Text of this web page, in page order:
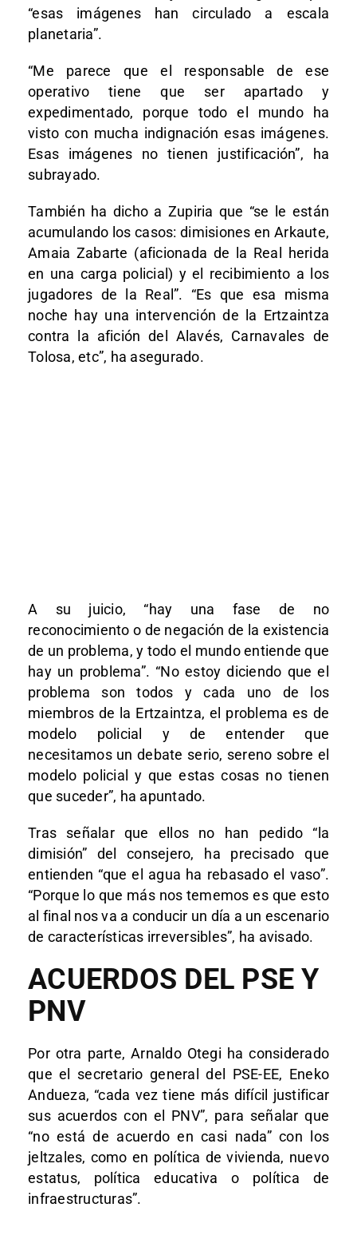
“esas imágenes han circulado a escala
planetaria”.
“Me parece que el responsable de ese
operativo tiene que ser apartado y
expedimentado, porque todo el mundo ha
visto con mucha indignación esas imágenes.
Esas imágenes no tienen justificación”, ha
subrayado.
También ha dicho a Zupiria que “se le están
acumulando los casos: dimisiones en Arkaute,
Amaia Zabarte (aficionada de la Real herida
en una carga policial) y el recibimiento a los
jugadores de la Real”. “Es que esa misma
noche hay una intervención de la Ertzaintza
contra la afición del Alavés, Carnavales de
Tolosa, etc”, ha asegurado.
A su juicio, “hay una fase de no
reconocimiento o de negación de la existencia
de un problema, y todo el mundo entiende que
hay un problema”. “No estoy diciendo que el
problema son todos y cada uno de los
miembros de la Ertzaintza, el problema es de
modelo policial y de entender que
necesitamos un debate serio, sereno sobre el
modelo policial y que estas cosas no tienen
que suceder”, ha apuntado.
Tras señalar que ellos no han pedido “la
dimisión” del consejero, ha precisado que
entienden “que el agua ha rebasado el vaso”.
“Porque lo que más nos tememos es que esto
al final nos va a conducir un día a un escenario
de características irreversibles”, ha avisado.
ACUERDOS DEL PSE Y
PNV
Por otra parte, Arnaldo Otegi ha considerado
que el secretario general del PSE-EE, Eneko
Andueza, “cada vez tiene más difícil justificar
sus acuerdos con el PNV”, para señalar que
“no está de acuerdo en casi nada” con los
jeltzales, como en política de vivienda, nuevo
estatus, política educativa o política de
infraestructuras”.